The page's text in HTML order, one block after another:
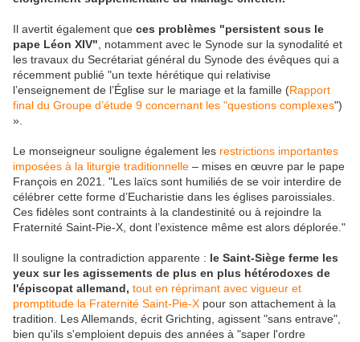
Il avertit également que ces problèmes "persistent sous le
pape Léon XIV" , notamment avec le Synode sur la synodalité et
les travaux du Secrétariat général du Synode des évêques qui a
récemment publié "un texte hérétique qui relativise
l’enseignement de l’Église sur le mariage et la famille (Rapport
final du Groupe d’étude 9 concernant les "questions complexes")
».
Le monseigneur souligne également les restrictions importantes
imposées à la liturgie traditionnelle – mises en œuvre par le pape
François en 2021. "Les laïcs sont humiliés de se voir interdire de
célébrer cette forme d’Eucharistie dans les églises paroissiales.
Ces fidèles sont contraints à la clandestinité ou à rejoindre la
Fraternité Saint-Pie-X, dont l’existence même est alors déplorée."
Il souligne la contradiction apparente : le Saint-Siège ferme les
yeux sur les agissements de plus en plus hétérodoxes de
l'épiscopat allemand, tout en réprimant avec vigueur et
promptitude la Fraternité Saint-Pie-X pour son attachement à la
tradition. Les Allemands, écrit Grichting, agissent "sans entrave",
bien qu'ils s'emploient depuis des années à "saper l'ordre